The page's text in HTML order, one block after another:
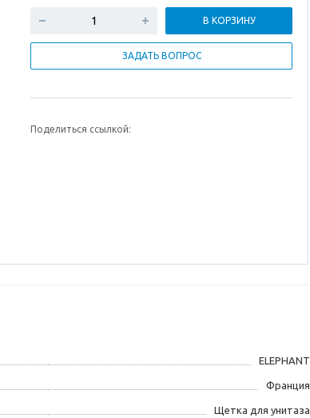
В КОРЗИНУ
ЗАДАТЬ ВОПРОС
Поделиться ссылкой:
ELEPHANT
Франция
Щетка для унитаза